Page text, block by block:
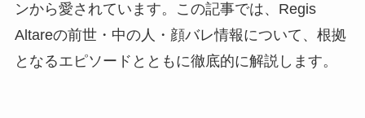
ンから愛されています。この記事では、Regis
Altareの前世・中の人・顔バレ情報について、根拠
となるエピソードとともに徹底的に解説します。